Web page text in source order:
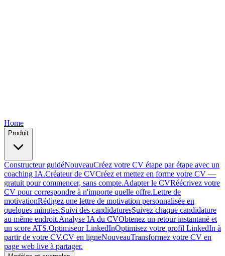
Home
Produit
Constructeur guidéNouveauCréez votre CV étape par étape avec un
coaching IA.Créateur de CVCréez et mettez en forme votre CV —
gratuit pour commencer, sans compte.Adapter le CVRéécrivez votre
CV pour correspondre à n'importe quelle offre.Lettre de
motivationRédigez une lettre de motivation personnalisée en
quelques minutes.Suivi des candidaturesSuivez chaque candidature
au même endroit.Analyse IA du CVObtenez un retour instantané et
un score ATS.Optimiseur LinkedInOptimisez votre profil LinkedIn à
partir de votre CV.CV en ligneNouveauTransformez votre CV en
page web live à partager.